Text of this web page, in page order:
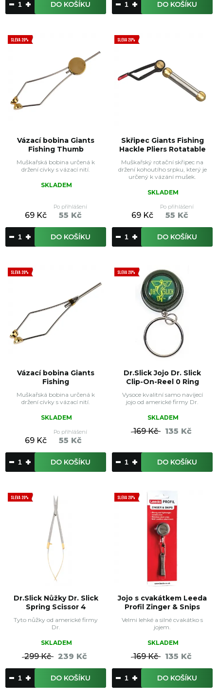
DO KOŠÍKU DO KOŠÍKU
SLEVA 20%
Vázací bobina Giants
Fishing Thumb
Muškařská bobina určená k
držení cívky s vázací nití.
SKLADEM
69 Kč
Po přihlášení
55 Kč
DO KOŠÍKU
SLEVA 20%
Skřipec Giants Fishing
Hackle Pliers Rotatable
Muškařský rotační skřipec na
držení kohoutího srpku, který je
určený k vázání mušek.
SKLADEM
69 Kč
Po přihlášení
55 Kč
DO KOŠÍKU
SLEVA 20%
Vázací bobina Giants
Fishing
Muškařská bobina určená k
držení cívky s vázací nití.
SKLADEM
69 Kč
Po přihlášení
55 Kč
DO KOŠÍKU
SLEVA 20%
Dr.Slick Jojo Dr. Slick
Clip-On-Reel 0 Ring
Vysoce kvalitní samo navíjecí
jojo od americké firmy Dr.
SKLADEM
169 Kč 135 Kč
DO KOŠÍKU
SLEVA 20%
Dr.Slick Nůžky Dr. Slick
Spring Scissor 4
Tyto nůžky od americké firmy
Dr.
SKLADEM
299 Kč 239 Kč
DO KOŠÍKU
SLEVA 20%
Jojo s cvakátkem Leeda
Profil Zinger & Snips
Velmi lehké a silné cvakátko s
jojem.
SKLADEM
169 Kč 135 Kč
DO KOŠÍKU